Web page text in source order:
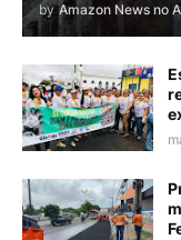
by Amazon News no